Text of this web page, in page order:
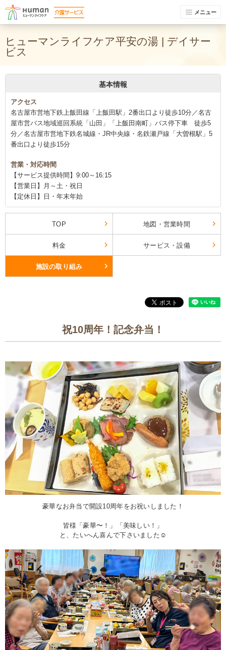
メニュー
ヒューマンライフケア平安の湯 | デイサー
ビス
基本情報
アクセス
名古屋市営地下鉄上飯田線「上飯田駅」2番出口より徒歩10分／名古
屋市営バス地域巡回系統「山田」「上飯田南町」バス停下車 徒歩5
分／名古屋市営地下鉄名城線・JR中央線・名鉄瀬戸線「大曽根駅」5
番出口より徒歩15分
営業・対応時間
【サービス提供時間】9:00～16:15
【営業日】月～土・祝日
【定休日】日・年末年始
TOP 地図・営業時間
料金 サービス・設備
施設の取り組み
祝10周年！記念弁当！
豪華なお弁当で開設10周年をお祝いしました！
皆様「豪華〜！」「美味しい！」
と、たいへん喜んで下さいました☺